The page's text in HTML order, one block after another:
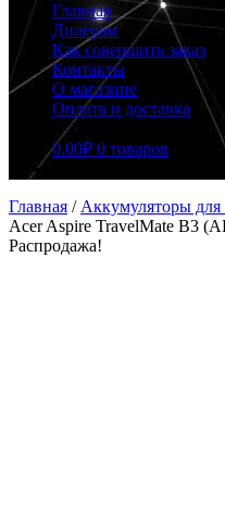
Главная
Дилерам
Как совершить заказ
Контакты
О магазине
Оплата и доставка
0.00₽ 0 товаров
Главная / Аккумуляторы для
Acer Aspire TravelMate B3
Распродажа!